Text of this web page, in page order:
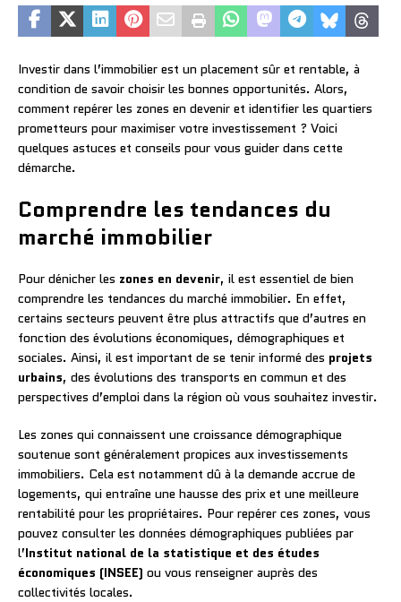
Investir dans l’immobilier est un placement sûr et rentable, à
condition de savoir choisir les bonnes opportunités. Alors,
comment repérer les zones en devenir et identifier les quartiers
prometteurs pour maximiser votre investissement ? Voici
quelques astuces et conseils pour vous guider dans cette
démarche.
Comprendre les tendances du
marché immobilier
Pour dénicher les zones en devenir, il est essentiel de bien
comprendre les tendances du marché immobilier. En effet,
certains secteurs peuvent être plus attractifs que d’autres en
fonction des évolutions économiques, démographiques et
sociales. Ainsi, il est important de se tenir informé des projets
urbains, des évolutions des transports en commun et des
perspectives d’emploi dans la région où vous souhaitez investir.
Les zones qui connaissent une croissance démographique
soutenue sont généralement propices aux investissements
immobiliers. Cela est notamment dû à la demande accrue de
logements, qui entraîne une hausse des prix et une meilleure
rentabilité pour les propriétaires. Pour repérer ces zones, vous
pouvez consulter les données démographiques publiées par
l’Institut national de la statistique et des études
économiques (INSEE) ou vous renseigner auprès des
collectivités locales.